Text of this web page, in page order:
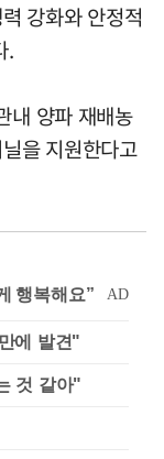
강화와 안정적
.
내 양파 재배농
을 지원한다고
에 발견"
것 같아"